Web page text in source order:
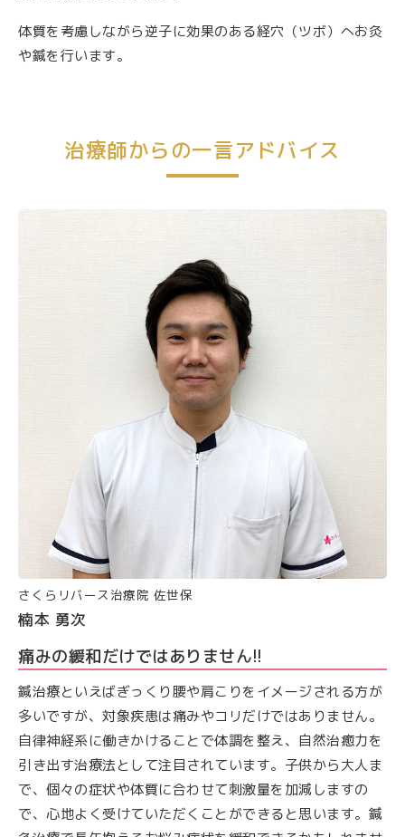
体質を考慮しながら逆子に効果のある経穴（ツボ）へお灸
や鍼を行います。
治療師からの一言アドバイス
さくらリバース治療院 佐世保
楠本 勇次
痛みの緩和だけではありません!!
鍼治療といえばぎっくり腰や肩こりをイメージされる方が
多いですが、対象疾患は痛みやコリだけではありません。
自律神経系に働きかけることで体調を整え、自然治癒力を
引き出す治療法として注目されています。子供から大人ま
で、個々の症状や体質に合わせて刺激量を加減しますの
で、心地よく受けていただくことができると思います。鍼